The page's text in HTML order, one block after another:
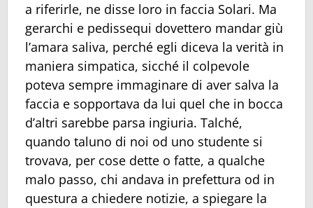
a riferirle, ne disse loro in faccia Solari. Ma
gerarchi e pedissequi dovettero mandar giù
l’amara saliva, perché egli diceva la verità in
maniera simpatica, sicché il colpevole
poteva sempre immaginare di aver salva la
faccia e sopportava da lui quel che in bocca
d’altri sarebbe parsa ingiuria. Talché,
quando taluno di noi od uno studente si
trovava, per cose dette o fatte, a qualche
malo passo, chi andava in prefettura od in
questura a chiedere notizie, a spiegare la